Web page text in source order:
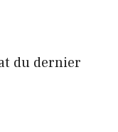
du dernier